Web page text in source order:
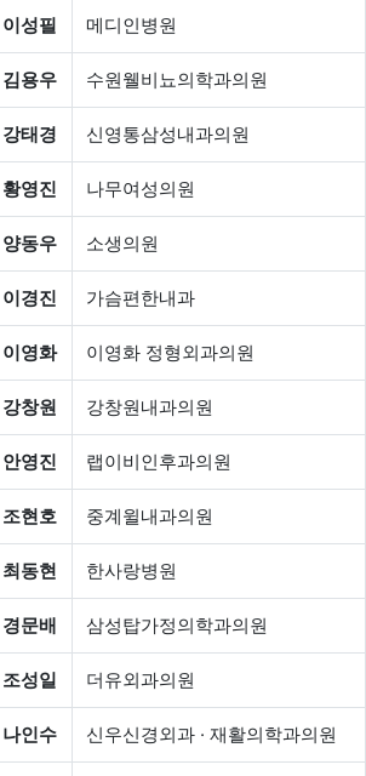
이성필 메디인병원
김용우 수원웰비뇨의학과의원
강태경 신영통삼성내과의원
황영진 나무여성의원
양동우 소생의원
이경진 가슴편한내과
이영화 이영화 정형외과의원
강창원 강창원내과의원
안영진 랩이비인후과의원
조현호 중계윌내과의원
최동현 한사랑병원
경문배 삼성탑가정의학과의원
조성일 더유외과의원
나인수 신우신경외과 · 재활의학과의원